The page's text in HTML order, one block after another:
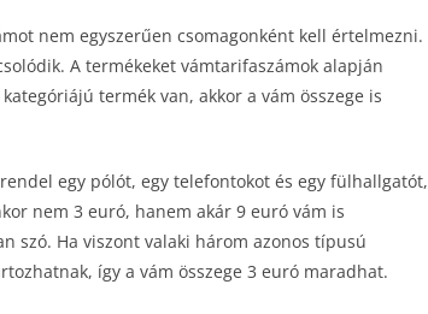
nem egyszerűen csomagonként kell értelmezni.
A termékeket vámtarifaszámok alapján
termék van, akkor a vám összege is
egy pólót, egy telefontokot és egy fülhallgatót,
nem 3 euró, hanem akár 9 euró vám is
szó. Ha viszont valaki három azonos típusú
így a vám összege 3 euró maradhat.